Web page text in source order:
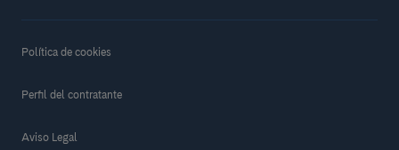
Política de cookies
Perfil del contratante
Aviso Legal